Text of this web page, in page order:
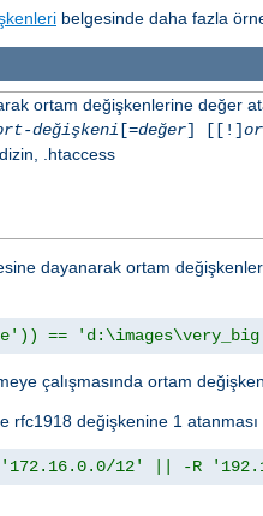
belgesinde daha fazla
ortam değişkenlerine değer
değişkeni [=değer] [[!]
.htaccess
dayanarak ortam
==
çalışmasında ortam
değişkenine 1 atanması
12' || -R